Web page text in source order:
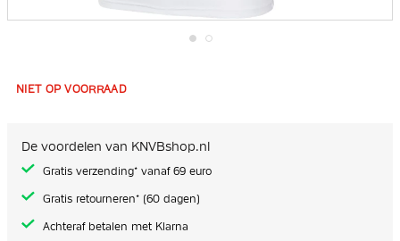
het
afbeeldingen-
gallerij
NIET OP VOORRAAD
De voordelen van KNVBshop.nl
Gratis verzending* vanaf 69 euro
Gratis retourneren* (60 dagen)
Achteraf betalen met Klarna